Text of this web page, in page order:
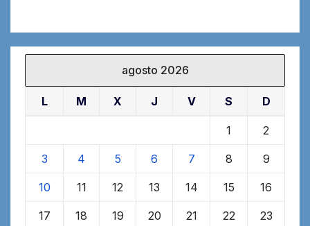
agosto 2026
L M X J V S D
1 2
3 4 5 6 7 8 9
10 11 12 13 14 15 16
17 18 19 20 21 22 23